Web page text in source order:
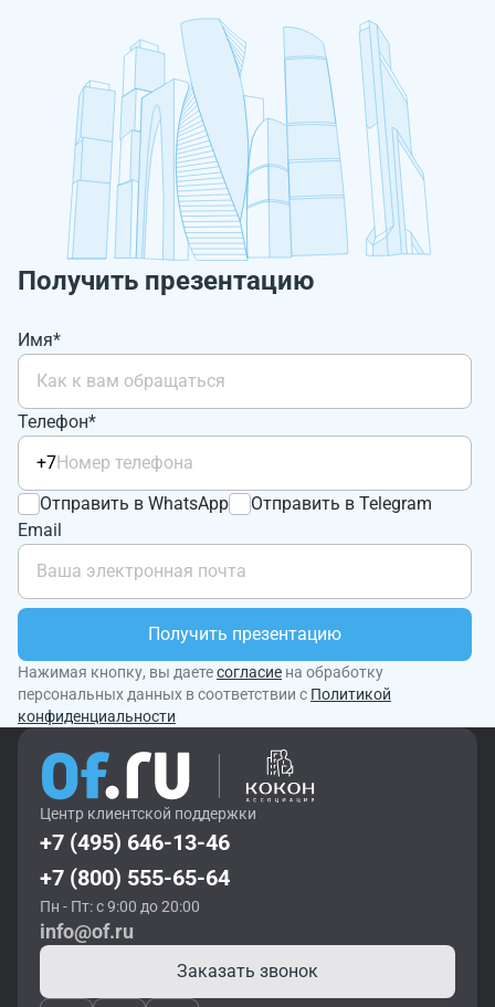
Получить презентацию
Имя*
Телефон*
+7
Отправить в WhatsApp
Отправить в Telegram
Email
Получить презентацию
Нажимая кнопку, вы даетесогласие на обработку
персональных данных в соответствии с Политикой
конфиденциальности
Центр клиентской поддержки
+7 (495) 646-13-46
+7 (800) 555-65-64
Пн - Пт: с 9:00 до 20:00
info@of.ru
Заказать звонок